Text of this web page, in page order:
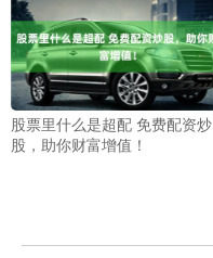
股票里什么是超配 免费配资炒
股，助你财富增值！